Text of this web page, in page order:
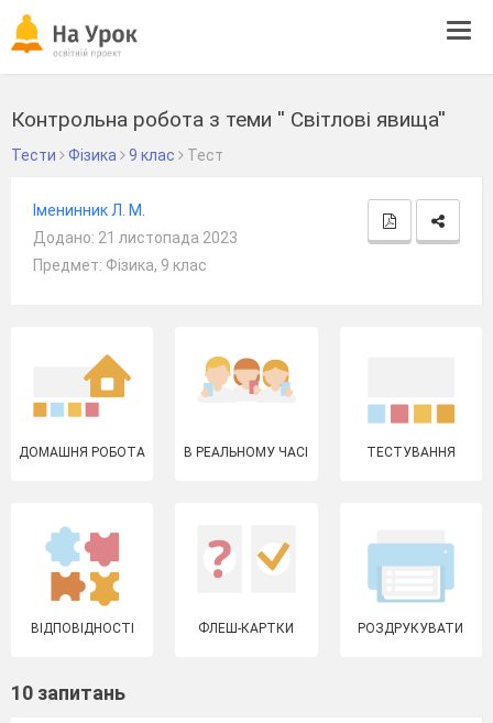
Контрольна робота з теми '' Світлові явища''
Тести Фізика 9 клас Тест
Іменинник Л. М.
Додано: 21 листопада 2023
Предмет: Фізика, 9 клас
ДОМАШНЯ РОБОТА В РЕАЛЬНОМУ ЧАСІ ТЕСТУВАННЯ
ВІДПОВІДНОСТІ ФЛЕШ-КАРТКИ РОЗДРУКУВАТИ
10 запитань